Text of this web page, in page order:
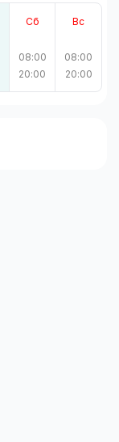
Сб
08:00
20:00
Вс
08:00
20:00